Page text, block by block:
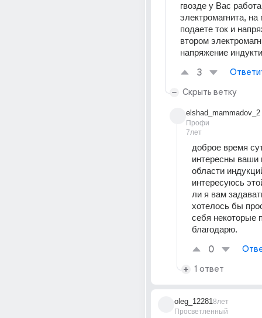
гвозде у Вас
электромагнита,
подаете ток и
втором
напряжение
3
Скрыть ветку
elshad_mammadov_2
Профи
7лет
доброе время
интересны ваши
области
интересуюсь
ли я вам
хотелось бы
себя некоторые
благодарю.
0
1 ответ
oleg_12281
Просветленный
8лет